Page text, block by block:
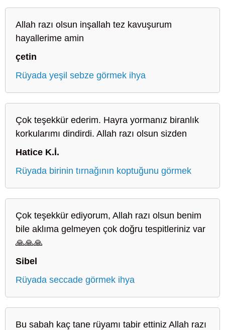
Allah razı olsun inşallah tez kavuşurum
hayallerime amin
çetin
Rüyada yeşil sebze görmek ihya
Çok teşekkür ederim. Hayra yormanız biranlık
korkularımı dindirdi. Allah razı olsun sizden
Hatice K.İ.
Rüyada birinin tırnağının koptuğunu görmek
Çok teşekkür ediyorum, Allah razı olsun benim
bile aklıma gelmeyen çok doğru tespitleriniz var
🙏🙏🙏
Sibel
Rüyada seccade görmek ihya
Bu sabah kaç tane rüyamı tabir ettiniz Allah razı